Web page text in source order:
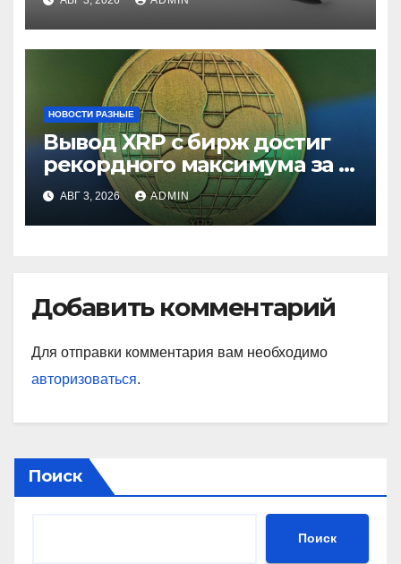
НОВОСТИ РАЗНЫЕ
Вывод XRP с бирж достиг
рекордного максимума за 5
летАВГ 3, 2026 ADMIN
Добавить комментарий
Для отправки комментария вам необходимо
авторизоваться.
Поиск
Поиск